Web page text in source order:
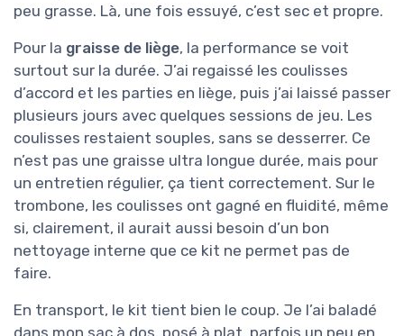
peu grasse. Là, une fois essuyé, c’est sec et propre.
Pour la graisse de liège, la performance se voit
surtout sur la durée. J’ai regaissé les coulisses
d’accord et les parties en liège, puis j’ai laissé passer
plusieurs jours avec quelques sessions de jeu. Les
coulisses restaient souples, sans se desserrer. Ce
n’est pas une graisse ultra longue durée, mais pour
un entretien régulier, ça tient correctement. Sur le
trombone, les coulisses ont gagné en fluidité, même
si, clairement, il aurait aussi besoin d’un bon
nettoyage interne que ce kit ne permet pas de
faire.
En transport, le kit tient bien le coup. Je l’ai baladé
dans mon sac à dos, posé à plat, parfois un peu en